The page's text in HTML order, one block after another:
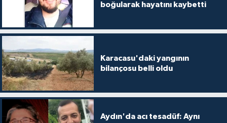
boğularak hayatını kaybetti
Karacasu'daki yangının
bilançosu belli oldu
Aydın'da acı tesadüf: Aynı